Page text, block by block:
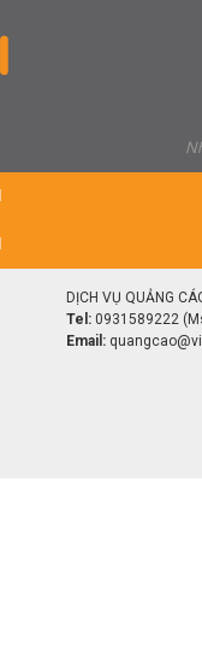
DỊCH VỤ QUẢNG
Tel: 0931589222
Email: